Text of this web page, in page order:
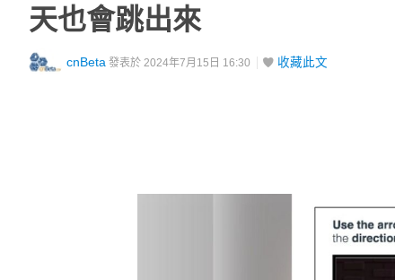
天也會跳出來
cnBeta 發表於 2024年7月15日 16:30 收藏此文